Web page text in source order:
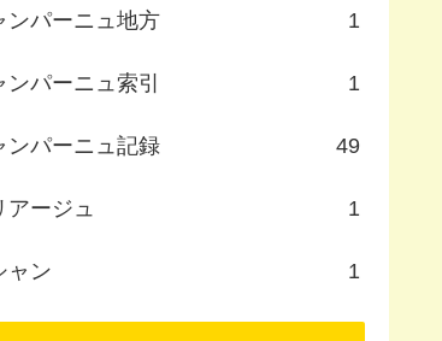
ンパーニュ地方 1
ンパーニュ索引 1
ンパーニュ記録 49
アージュ 1
ャン 1